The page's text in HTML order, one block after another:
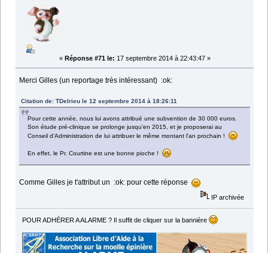
« Réponse #71 le: 17 septembre 2014 à 22:43:47 »
Merci Gilles (un reportage très intéressant) :ok:
Citation de: TDelrieu le 12 septembre 2014 à 18:26:11
Pour cette année, nous lui avons attribué une subvention de 30 000 euros.
Son étude pré-clinique se prolonge jusqu'en 2015, et je proposerai au
Conseil d'Administration de lui attribuer le même montant l'an prochain !
En effet, le Pr. Courtine est une bonne pioche !
Comme Gilles je t'attribut un :ok: pour cette réponse
IP archivée
POUR ADHÉRER A ALARME ? Il suffit de cliquer sur la bannière